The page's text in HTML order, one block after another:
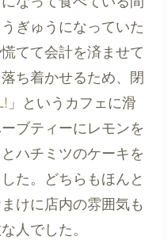
ぎゅうになっていた
てて会計を済ませて
ち着かせるため、閉
」というカフェに滑
ブティーにレモンを
ハチミツのケーキを
た。どちらもほんと
けに店内の雰囲気も
人でした。